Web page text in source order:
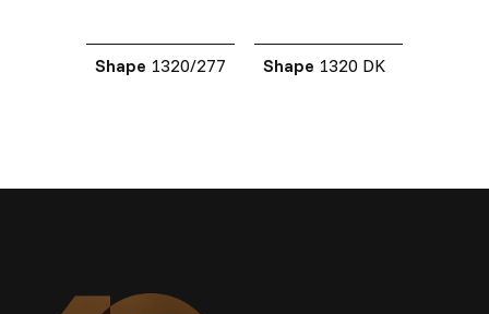
Shape 1320/277 Shape 1320 DK